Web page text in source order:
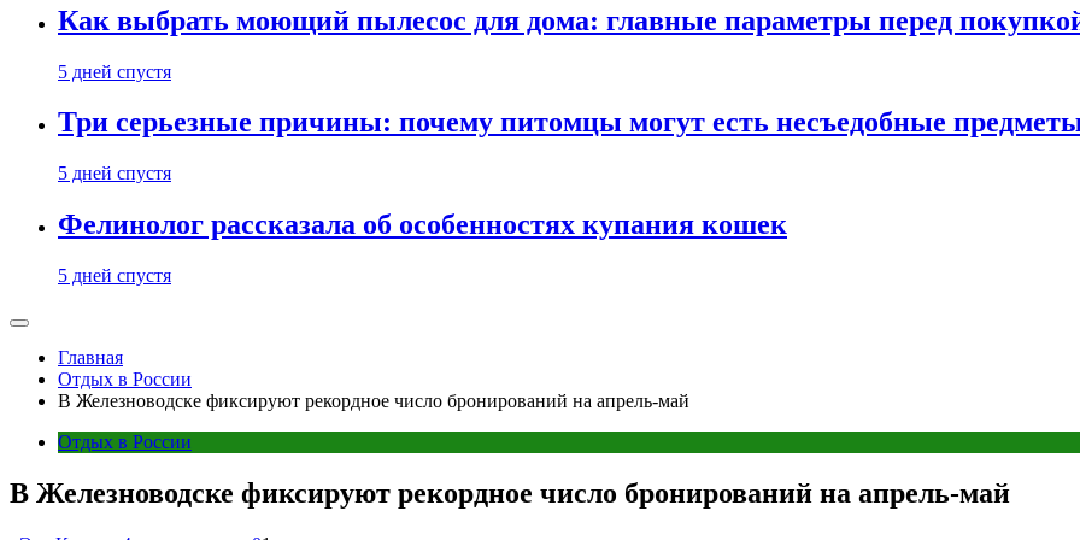
Как выбрать моющий пылесос для дома: главные параметры перед
5 дней спустя
Три серьезные причины: почему питомцы могут есть несъедобные
5 дней спустя
Фелинолог рассказала об особенностях купания кошек
5 дней спустя
Главная
Отдых в России
В Железноводске фиксируют рекордное число бронирований на апрель-май
Отдых в России
В Железноводске фиксируют рекордное число бронирований на апрель-май